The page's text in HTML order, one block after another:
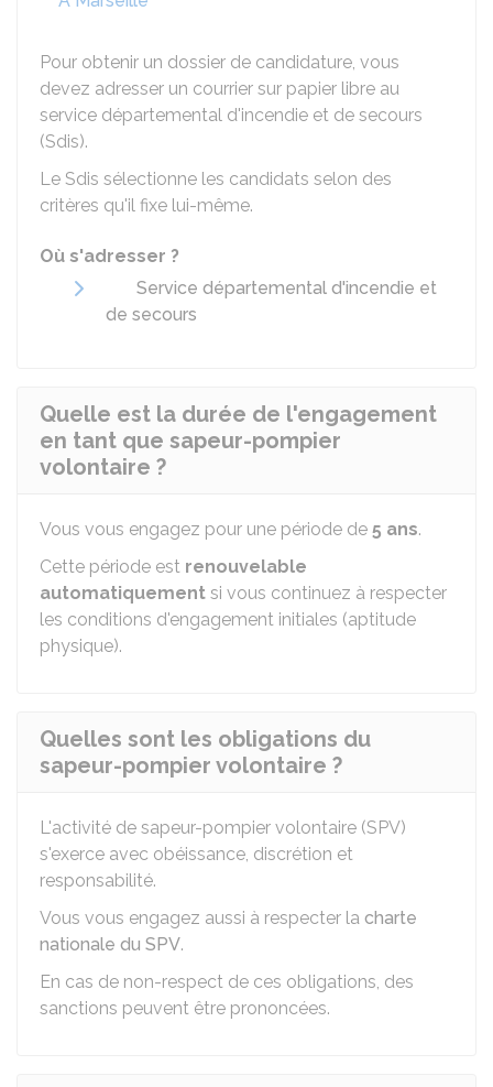
Pour obtenir un dossier de candidature, vous
devez adresser un courrier sur papier libre au
service départemental d'incendie et de secours
(Sdis).
Le Sdis sélectionne les candidats selon des
critères qu'il fixe lui-même.
Où s'adresser ?
Service départemental d'incendie et
de secours
Quelle est la durée de l'engagement
en tant que sapeur-pompier
volontaire ?
Vous vous engagez pour une période de 5 ans.
Cette période est renouvelable
automatiquement si vous continuez à respecter
les conditions d'engagement initiales (aptitude
physique).
Quelles sont les obligations du
sapeur-pompier volontaire ?
L'activité de sapeur-pompier volontaire (SPV)
s'exerce avec obéissance, discrétion et
responsabilité.
Vous vous engagez aussi à respecter la charte
nationale du SPV.
En cas de non-respect de ces obligations, des
sanctions peuvent être prononcées.